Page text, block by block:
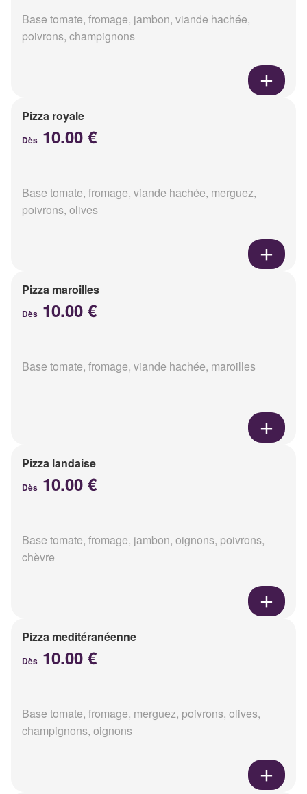
Base tomate, fromage, jambon, viande hachée,
poivrons, champignons
Pizza royale
Dès 10.00 €
Base tomate, fromage, viande hachée, merguez,
poivrons, olives
Pizza maroilles
Dès 10.00 €
Base tomate, fromage, viande hachée, maroilles
Pizza landaise
Dès 10.00 €
Base tomate, fromage, jambon, oignons, poivrons,
chèvre
Pizza meditéranéenne
Dès 10.00 €
Base tomate, fromage, merguez, poivrons, olives,
champignons, oignons